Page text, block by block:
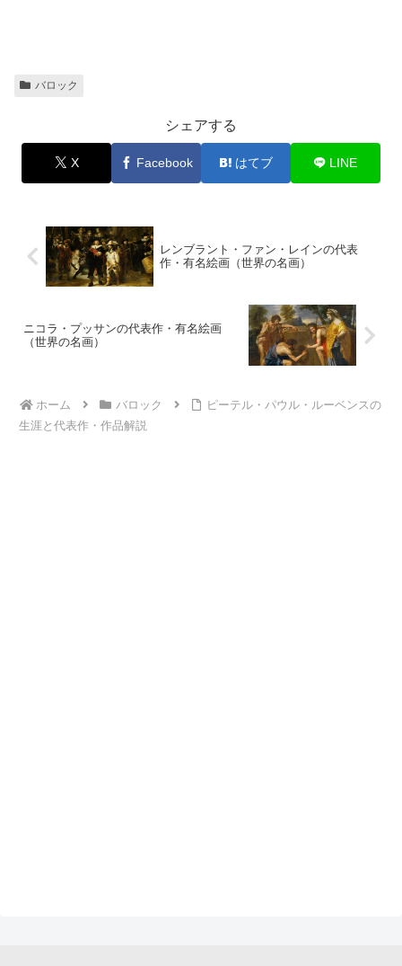
バロック
シェアする
X Facebook はてブ LINE
レンブラント・ファン・レインの代表
作・有名絵画（世界の名画）
ニコラ・プッサンの代表作・有名絵画
（世界の名画）
ホーム バロック
ピーテル・パウル・ルーベンスの
生涯と代表作・作品解説